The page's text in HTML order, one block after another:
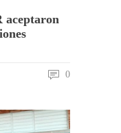
aceptaron
0